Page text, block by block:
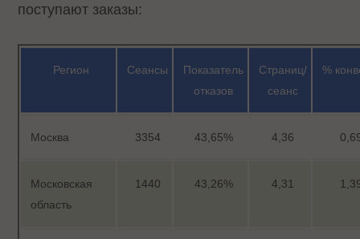
поступают заказы:
Регион Сеансы
Показатель
отказов
Страниц/
сеанс
%
Москва 3354 43,65% 4,36
Московская
область
1440 43,26% 4,31